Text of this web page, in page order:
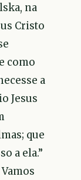
na
Cristo
como
a
Jesus
que
a ela.”